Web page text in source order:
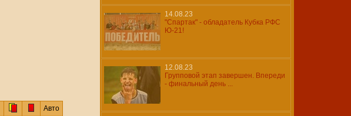
Авто
14.08.23
"Спартак" - обладатель Кубка РФС
Ю-21!
12.08.23
Групповой этап завершен. Впереди
- финальный день ...